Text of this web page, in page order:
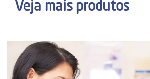
Veja mais produtos